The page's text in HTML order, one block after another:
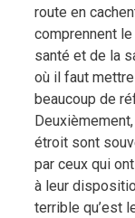
route en
comprennent
santé et de la
où il faut
beaucoup de
étroit sont
par ceux qui
à leur
terrible qu’est